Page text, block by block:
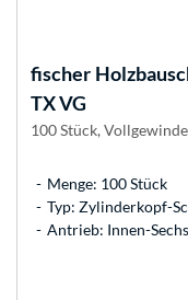
fischer
TX VG
100 Stück,
Menge: 100 Stück
Typ: Zylinderkopf-
Antrieb: Innen-